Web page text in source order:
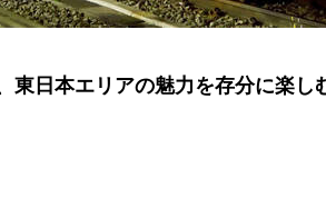
日本エリアの魅力を存分に楽し